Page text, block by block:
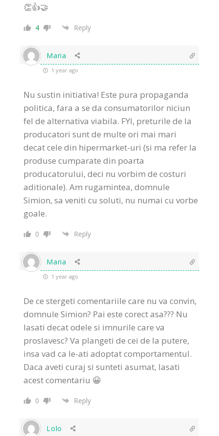
👏👍🤝
4 Reply
Maria
1 year ago
Nu sustin initiativa! Este pura propaganda
politica, fara a se da consumatorilor niciun
fel de alternativa viabila. FYI, preturile de la
producatori sunt de multe ori mai mari
decat cele din hipermarket-uri (si ma refer la
produse cumparate din poarta
producatorului, deci nu vorbim de costuri
aditionale). Am rugamintea, domnule
Simion, sa veniti cu soluti, nu numai cu vorbe
goale.
0 Reply
Maria
1 year ago
De ce stergeti comentariile care nu va convin,
domnule Simion? Pai este corect asa??? Nu
lasati decat odele si imnurile care va
proslavesc? Va plangeti de cei de la putere,
insa vad ca le-ati adoptat comportamentul.
Daca aveti curaj si sunteti asumat, lasati
acest comentariu 😀
0 Reply
Lolo